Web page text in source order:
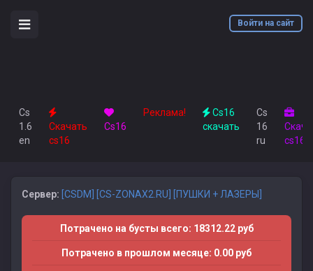
Войти на сайт
Cs
1.6
en
Скачать
cs16
Сs16
Реклама!
Cs16
скачать
Cs
16
ru
cs16
Сервер: [CSDM] [CS-ZONAX2.RU] [ПУШКИ + ЛАЗЕРЫ]
Потрачено на бусты всего: 18312.22 руб
Потрачено в прошлом месяце: 0.00 руб